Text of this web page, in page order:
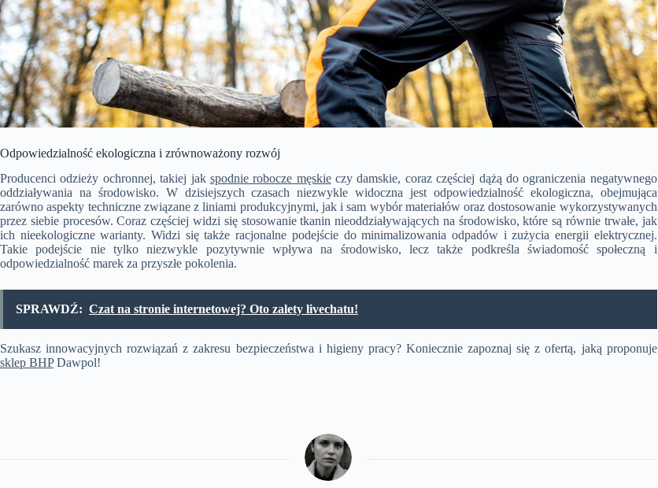
Odpowiedzialność ekologiczna i zrównoważony rozwój
Producenci odzieży ochronnej, takiej jak spodnie robocze męskieczy damskie, coraz częściej dążą do ograniczenia negatywnego
oddziaływania na środowisko. W dzisiejszych czasach niezwykle widoczna jest odpowiedzialność ekologiczna, obejmująca
zarówno aspekty techniczne związane z liniami produkcyjnymi, jak i sam wybór materiałów oraz dostosowanie wykorzystywanych
przez siebie procesów. Coraz częściej widzi się stosowanie tkanin nieoddziaływających na środowisko, które są równie trwałe, jak
ich nieekologiczne warianty. Widzi się także racjonalne podejście do minimalizowania odpadów i zużycia energii elektrycznej.
Takie podejście nie tylko niezwykle pozytywnie wpływa na środowisko, lecz także podkreśla świadomość społeczną i
odpowiedzialność marek za przyszłe pokolenia.
SPRAWDŹ: Czat na stronie internetowej? Oto zalety livechatu!
Szukasz innowacyjnych rozwiązań z zakresu bezpieczeństwa i higieny pracy? Koniecznie zapoznaj się z ofertą, jaką proponuje
sklep BHPDawpol!